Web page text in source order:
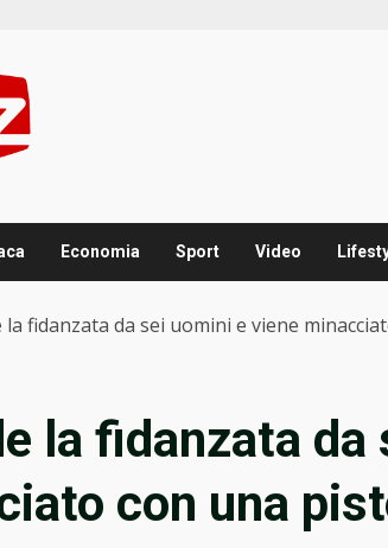
Economia Sport Video
la fidanzata da sei uomini e viene
la fidanzata da
con una